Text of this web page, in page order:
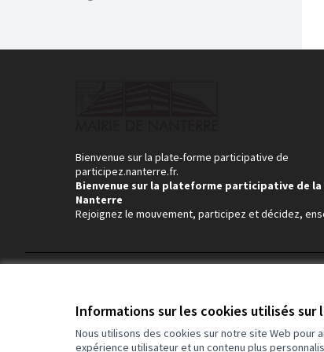
Informations sur les cookies utilisés sur
Nous utilisons des cookies sur notre site Web
expérience utilisateur et un contenu plus
Bienvenue sur la plate-forme participative de
participez.nanterre.fr.
Bienvenue sur la plateforme participative de la
Nanterre
Rejoignez le mouvement, participez et décidez,